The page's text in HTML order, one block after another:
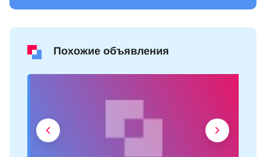
Похожие объявления